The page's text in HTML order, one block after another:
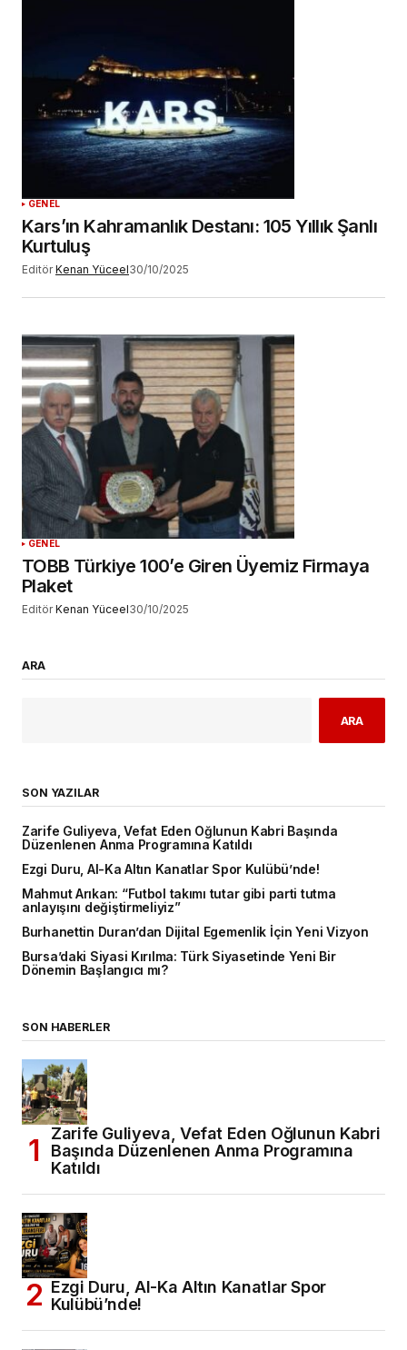
GENEL
Kars’ın Kahramanlık Destanı: 105 Yıllık Şanlı
Kurtuluş
Editör Kenan Yüceel30/10/2025
GENEL
TOBB Türkiye 100’e Giren Üyemiz Firmaya
Plaket
Editör Kenan Yüceel30/10/2025
ARA
ARA
SON YAZILAR
Zarife Guliyeva, Vefat Eden Oğlunun Kabri Başında
Düzenlenen Anma Programına Katıldı
Ezgi Duru, Al-Ka Altın Kanatlar Spor Kulübü’nde!
Mahmut Arıkan: “Futbol takımı tutar gibi parti tutma
anlayışını değiştirmeliyiz”
Burhanettin Duran’dan Dijital Egemenlik İçin Yeni Vizyon
Bursa’daki Siyasi Kırılma: Türk Siyasetinde Yeni Bir
Dönemin Başlangıcı mı?
SON HABERLER
Zarife Guliyeva, Vefat Eden Oğlunun Kabri
Başında Düzenlenen Anma Programına
Katıldı
Ezgi Duru, Al-Ka Altın Kanatlar Spor
Kulübü’nde!